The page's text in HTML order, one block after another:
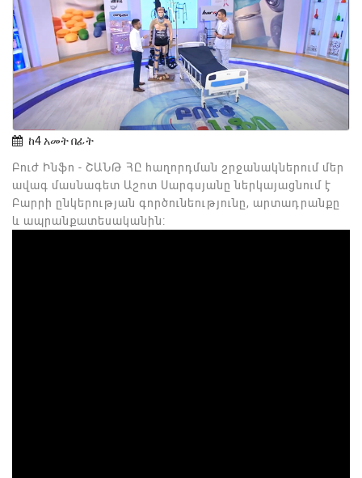
ከ4 አመት በፊት
Բուժ Ինֆո - ՇԱՆԹ ՀԸ հաղորդման շրջանակներում մեր
ավագ մասնագետ Աշոտ Սարգսյանը ներկայացնում է
Բարրի ընկերության գործունեությունը, արտադրանքը
և ապրանքատեսականին: